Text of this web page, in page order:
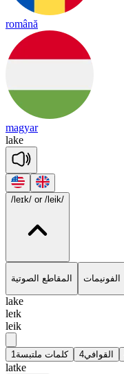
română
magyar
lake
/leɪk/ or /leik/
المقاطع الصوتية الفونيمات
lake
leɪk
leik
كلمات ملتبسة 1 القوافي4
latke